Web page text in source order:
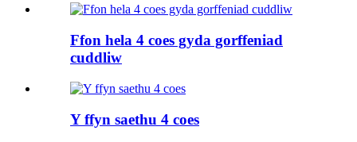
Ffon hela 4 coes gyda gorffeniad
cuddliw
Y ffyn saethu 4 coes